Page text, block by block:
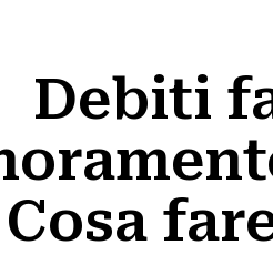
Debiti
Cosa